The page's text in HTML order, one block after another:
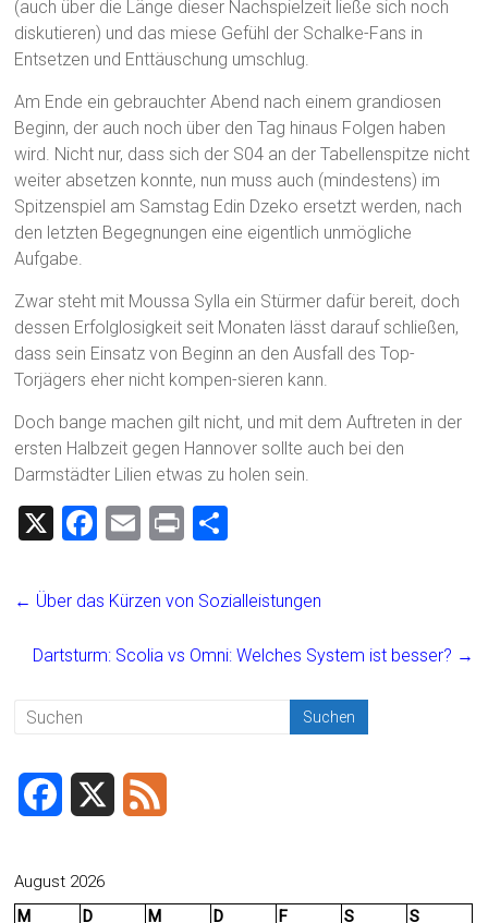
(auch über die Länge dieser Nachspielzeit ließe sich noch
diskutieren) und das miese Gefühl der Schalke-Fans in
Entsetzen und Enttäuschung umschlug.
Am Ende ein gebrauchter Abend nach einem grandiosen
Beginn, der auch noch über den Tag hinaus Folgen haben
wird. Nicht nur, dass sich der S04 an der Tabellenspitze nicht
weiter absetzen konnte, nun muss auch (mindestens) im
Spitzenspiel am Samstag Edin Dzeko ersetzt werden, nach
den letzten Begegnungen eine eigentlich unmögliche
Aufgabe.
Zwar steht mit Moussa Sylla ein Stürmer dafür bereit, doch
dessen Erfolglosigkeit seit Monaten lässt darauf schließen,
dass sein Einsatz von Beginn an den Ausfall des Top-
Torjägers eher nicht kompen-sieren kann.
Doch bange machen gilt nicht, und mit dem Auftreten in der
ersten Halbzeit gegen Hannover sollte auch bei den
Darmstädter Lilien etwas zu holen sein.
X
F
ce
o
E
ai
Pr
t
e
← Über das Kürzen von Sozialleistungen
Dartsturm: Scolia vs Omni: Welches System ist besser? →
c
August 2026
M
D M D F S
S